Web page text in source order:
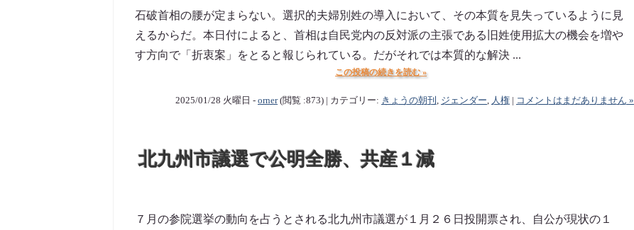
石破首相の腰が定まらない。選択的夫婦別姓の導入において、その本質を見失っているように見
えるからだ。本日付によると、首相は自民党内の反対派の主張である旧姓使用拡大の機会を増や
す方向で「折衷案」をとると報じられている。だがそれでは本質的な解決 ...
この投稿の続きを読む »
2025/01/28 火曜日 - orner(閲覧 :873) | カテゴリー: きょうの朝刊 , ジェンダー, 人権| コメントはまだありません »
北九州市議選で公明全勝、共産１減
７月の参院選挙の動向を占うとされる北九州市議選が１月２６日投開票され、自公が現状の１